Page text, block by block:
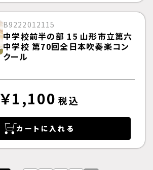
B9222012115
中学校前半の部 15 山形市立第六
中学校 第70回全日本吹奏楽コン
クール
￥1,100 税込
カートに入れる